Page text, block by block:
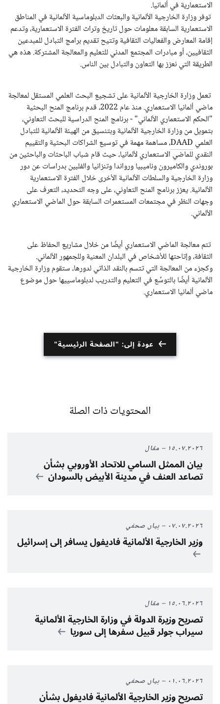
الاستعمارية في ألمانيا.
توفر وزارة الخارجية الألمانية والبعثات الدبلوماسية الألمانية في المناطق
الاستعمارية السابقة معلومات حول تاريخ وتراث الفترة الاستعمارية، وتدعم
إقامة المعارض والفعاليات الثقافية وتتيح تقديم برامج التبادل للمبدعين
الثقافيين، أو مبادرات المجتمع المدني للتعليم والمعالجة المشتركة. هذه هي
الطريقة التي نعزز بها التعاون والتبادل بين الناس.
تعمل وزارة الخارجية الألمانية على تشجيع البحث العلمي المستقل لمعالجة
ماضي ألمانيا الاستعماري. منذ عام 2022، قدم برنامج المنح البحثية
"الحكم الاستعماري الألماني" - برنامج المنح الدراسية للبحث التعاوني،
بتمويل من وزارة الخارجية الألمانية وبتنسيق من الهيئة الألمانية للتبادل
العلمي DAAD، مساهمة مهمة في توسيع الشراكات البحثية والتقييم
النقدي للماضي الاستعماري لألمانيا، حيث قام شباب الباحثات والباحثين من
بوروندي والكاميرون وناميبيا ورواندا وتنزانيا والفلبين بدراسات عن دور
وزارة الخارجية والسلطات الألمانية الأخرى خلال الفترة الاستعمارية
الألمانية. يعزز برنامج المنح التعاوني، على وجه التحديد، التعرف على
وجهات النظر في مجتمعات المستعمرات السابقة حول الماضي الاستعماري
الألماني.
تتم معالجة الماضي الاستعماري أيضًا من خلال مشاريع الحفاظ على
الثقافة، وإتاحتها للأشخاص في البلدان المعنية وللجمهور الألماني.
وكجزء من المعالجة التي تتسم بالنقد الذاتي لدورها، ستقوم وزارة الخارجية
الألمانية أيضًا بالتوسُّع في التعليم والتدريب لدبلوماسييها حول موضوع
ماضي ألمانيا الاستعماري.
عودة إلى: "الصفحة الرئيسية"
المحتويات ذات الصلة
١٥.٠٧.٢٠٢٦ مقال
بيان الممثل السامي للاتحاد الأوروبي بشأن
تصاعد العنف في مدينة الأبيض بالسودان
٠٧.٠٧.٢٠٢٦ بيان صحفي
وزير الخارجية الألمانية فاديفول يسافر إلى إسرائيل
١٥.٠٦.٢٠٢٦ مقال
تصريح وزيرة الدولة في وزارة الخارجية الألمانية
سيراب جولر قبيل سفرها إلى سوريا
٠١.٠٦.٢٠٢٦ بيان صحفي
تصريح وزير الخارجية الألمانية فاديفول بشأن